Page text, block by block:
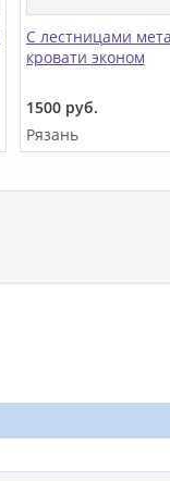
С лестницами
кровати эконом
1500 руб.
Рязань